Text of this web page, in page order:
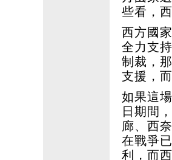
些看，
西方國
全力支
制裁，
支援，
如果這
日期間
廊、西
在戰爭
利，而